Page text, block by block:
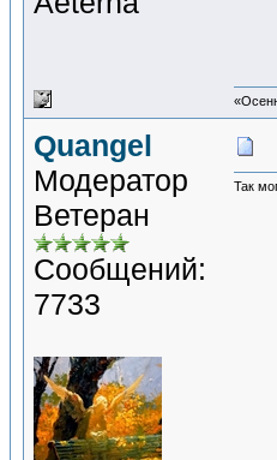
Quangel
Модератор
Ветеран
Сообщений:
7733
Так